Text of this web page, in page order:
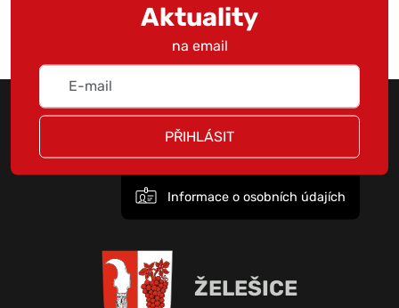
Aktuality
na email
PŘIHLÁSIT
Informace o osobních údajích
ŽELEŠICE